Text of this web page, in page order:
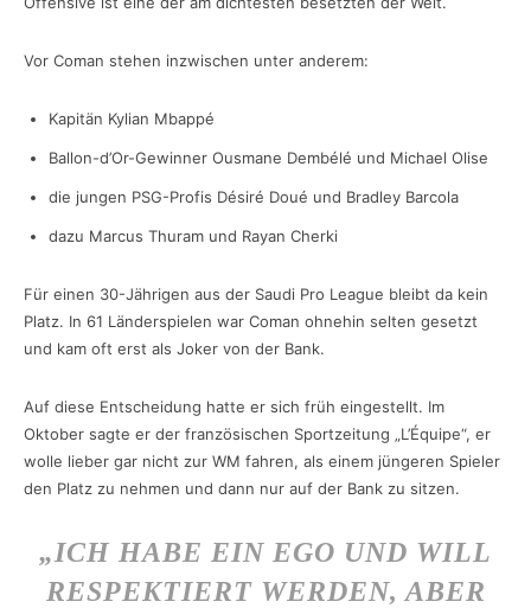
Vor Coman stehen inzwischen unter anderem:
Kapitän Kylian Mbappé
Ballon-d’Or-Gewinner Ousmane Dembélé und Michael Olise
die jungen PSG-Profis Désiré Doué und Bradley Barcola
dazu Marcus Thuram und Rayan Cherki
Für einen 30-Jährigen aus der Saudi Pro League bleibt da kein
Platz. In 61 Länderspielen war Coman ohnehin selten gesetzt
und kam oft erst als Joker von der Bank.
Auf diese Entscheidung hatte er sich früh eingestellt. Im
Oktober sagte er der französischen Sportzeitung „L’Équipe“, er
wolle lieber gar nicht zur WM fahren, als einem jüngeren Spieler
den Platz zu nehmen und dann nur auf der Bank zu sitzen.
„ICH HABE EIN EGO UND WILL
RESPEKTIERT WERDEN, ABER